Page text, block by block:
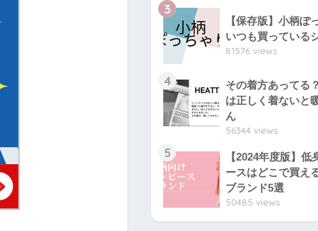
3
【保存版】小柄ぽ
いつも買っている
81576 views
4
その着方あってる
は正しく着ないと
ん
56344 views
5
【2024年度版】
ースはどこで買え
ブランド5選
50485 views